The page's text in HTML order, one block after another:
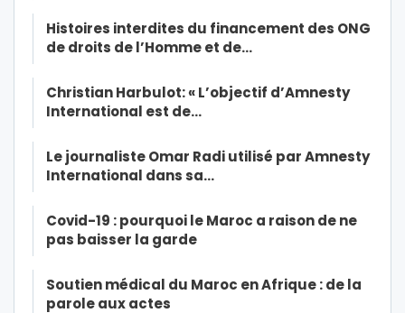
Histoires interdites du financement des ONG
de droits de l’Homme et de…
Christian Harbulot: « L’objectif d’Amnesty
International est de…
Le journaliste Omar Radi utilisé par Amnesty
International dans sa…
Covid-19 : pourquoi le Maroc a raison de ne
pas baisser la garde
Soutien médical du Maroc en Afrique : de la
parole aux actes